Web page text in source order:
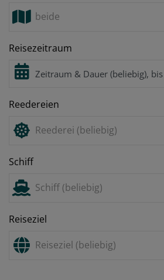
beide
Reisezeitraum
Reedereien
Reederei (beliebig)
Schiff
Schiff (beliebig)
Reiseziel
Reiseziel (beliebig)